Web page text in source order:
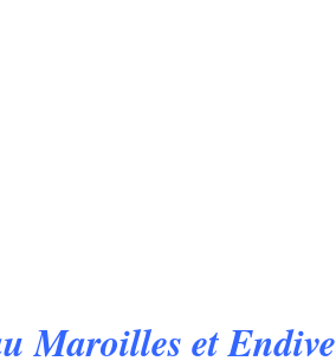
Maroilles et Endive